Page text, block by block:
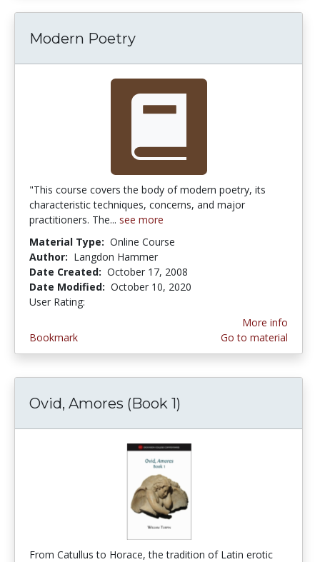
Modern Poetry
"This course covers the body of modern poetry, its
characteristic techniques, concerns, and major
practitioners. The... see more
Material Type: Online Course
Author: Langdon Hammer
Date Created: October 17, 2008
Date Modified: October 10, 2020
User Rating:
Bookmark
More info
Go to material
Ovid, Amores (Book 1)
From Catullus to Horace, the tradition of Latin erotic